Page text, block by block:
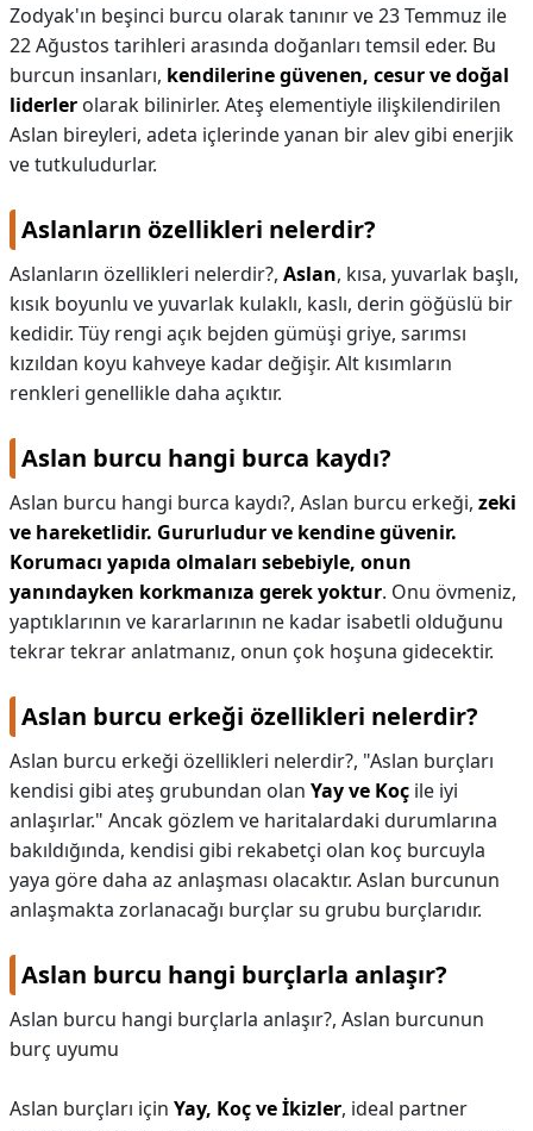
Zodyak'ın beşinci burcu olarak tanınır ve 23 Temmuz ile
22 Ağustos tarihleri arasında doğanları temsil eder. Bu
burcun insanları, kendilerine güvenen, cesur ve doğal
liderler olarak bilinirler. Ateş elementiyle ilişkilendirilen
Aslan bireyleri, adeta içlerinde yanan bir alev gibi enerjik
ve tutkuludurlar.
Aslanların özellikleri nelerdir?
Aslanların özellikleri nelerdir?, Aslan, kısa, yuvarlak başlı,
kısık boyunlu ve yuvarlak kulaklı, kaslı, derin göğüslü bir
kedidir. Tüy rengi açık bejden gümüşi griye, sarımsı
kızıldan koyu kahveye kadar değişir. Alt kısımların
renkleri genellikle daha açıktır.
Aslan burcu hangi burca kaydı?
Aslan burcu hangi burca kaydı?, Aslan burcu erkeği, zeki
ve hareketlidir. Gururludur ve kendine güvenir.
Korumacı yapıda olmaları sebebiyle, onun
yanındayken korkmanıza gerek yoktur. Onu övmeniz,
yaptıklarının ve kararlarının ne kadar isabetli olduğunu
tekrar tekrar anlatmanız, onun çok hoşuna gidecektir.
Aslan burcu erkeği özellikleri nelerdir?
Aslan burcu erkeği özellikleri nelerdir?, "Aslan burçları
kendisi gibi ateş grubundan olan Yay ve Koç ile iyi
anlaşırlar." Ancak gözlem ve haritalardaki durumlarına
bakıldığında, kendisi gibi rekabetçi olan koç burcuyla
yaya göre daha az anlaşması olacaktır. Aslan burcunun
anlaşmakta zorlanacağı burçlar su grubu burçlarıdır.
Aslan burcu hangi burçlarla anlaşır?
Aslan burcu hangi burçlarla anlaşır?, Aslan burcunun
burç uyumu
Aslan burçları için Yay, Koç ve İkizler, ideal partner